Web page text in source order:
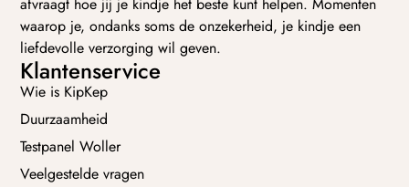
waarop je, ondanks soms de onzekerheid, je kindje een
liefdevolle verzorging wil geven.
Klantenservice
Wie is KipKep
Duurzaamheid
Testpanel Woller
Veelgestelde vragen